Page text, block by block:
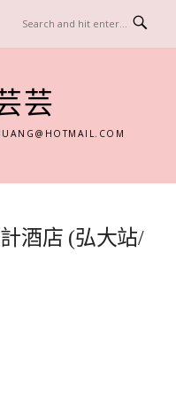
芸
酒店 (弘大站/